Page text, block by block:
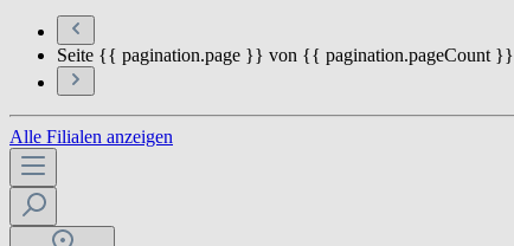
Seite {{ pagination.page }} von {{ pagination.pageCount }}
Alle Filialen anzeigen